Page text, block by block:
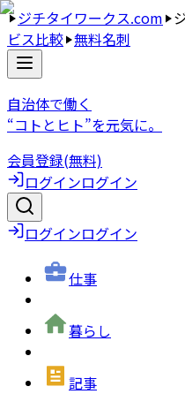
ジチタイワークス.com
ビス比較 無料名刺
自治体で働く
“コトとヒト”を元気に。
会員登録(無料)
ログインログイン
ログインログイン
仕事
暮らし
記事